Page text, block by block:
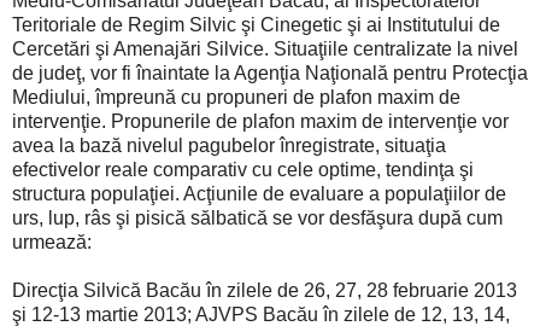
Teritoriale de Regim Silvic şi Cinegetic şi ai Institutului de
Cercetări şi Amenajări Silvice. Situaţiile centralizate la nivel
de judeţ, vor fi înaintate la Agenţia Naţională pentru Protecţia
Mediului, împreună cu propuneri de plafon maxim de
intervenţie. Propunerile de plafon maxim de intervenţie vor
avea la bază nivelul pagubelor înregistrate, situaţia
efectivelor reale comparativ cu cele optime, tendinţa şi
structura populaţiei. Acţiunile de evaluare a populaţiilor de
urs, lup, râs şi pisică sălbatică se vor desfăşura după cum
urmează:
Direcţia Silvică Bacău în zilele de 26, 27, 28 februarie 2013
şi 12-13 martie 2013; AJVPS Bacău în zilele de 12, 13, 14,